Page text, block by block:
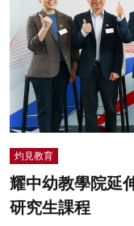
灼見教育
耀中幼教學院延
研究生課程